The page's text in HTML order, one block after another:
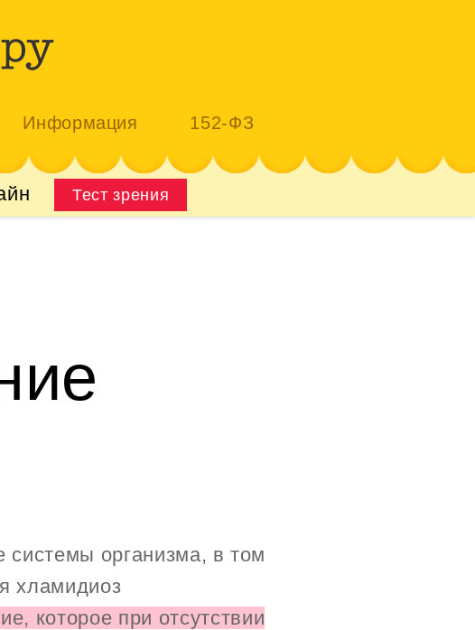
Информация 152-ФЗ
Тест зрения
организма, в том
хламидиоз
которое при отсутствии